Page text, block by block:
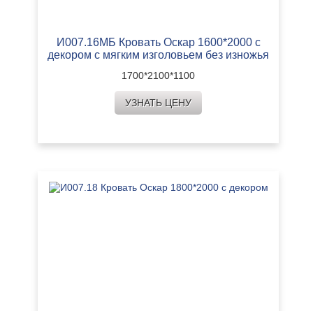
И007.16МБ Кровать Оскар 1600*2000 с
декором с мягким изголовьем без изножья
1700*2100*1100
УЗНАТЬ ЦЕНУ